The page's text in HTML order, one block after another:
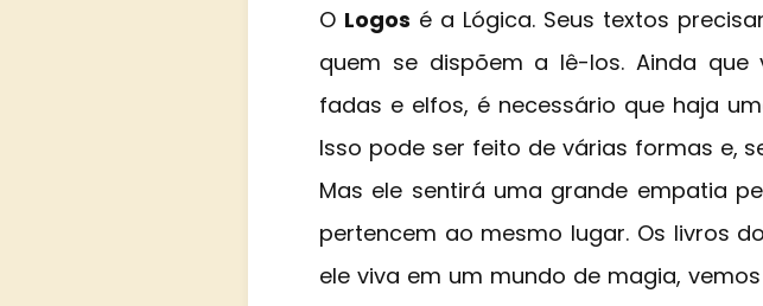
O Logos é a Lógica. Seus textos
quem se dispõem a lê-los. Ainda
fadas e elfos, é necessário que haja
Isso pode ser feito de várias formas e,
Mas ele sentirá uma grande empatia
pertencem ao mesmo lugar. Os livros
ele viva em um mundo de magia,